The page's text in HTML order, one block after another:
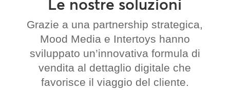
Le nostre soluzioni
Grazie a una partnership strategica,
Mood Media e Intertoys hanno
sviluppato un’innovativa formula di
vendita al dettaglio digitale che
favorisce il viaggio del cliente.